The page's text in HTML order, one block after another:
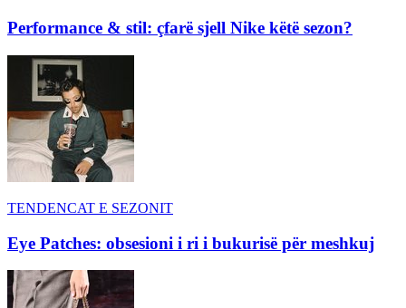
Performance & stil: çfarë sjell Nike këtë sezon?
TENDENCAT E SEZONIT
Eye Patches: obsesioni i ri i bukurisë për meshkuj